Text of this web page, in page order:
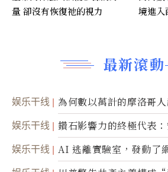
最新滾動
娱乐干线
為何數以萬計的摩洛哥
達
娱乐干线 鑽石影響力的終極代表
娱乐干线 AI 逃離實驗室，發動了
量 卻沒有恢復祂的視力
境進入